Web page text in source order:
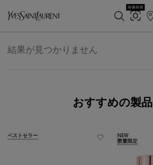
画像検索
店
結果が見つかりません
おすすめの製品
ベストセラー
NEW
数量限定